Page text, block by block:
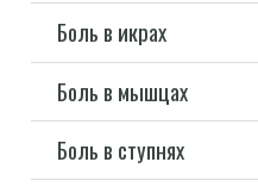
Боль в икрах
Боль в мышцах
Боль в ступнях